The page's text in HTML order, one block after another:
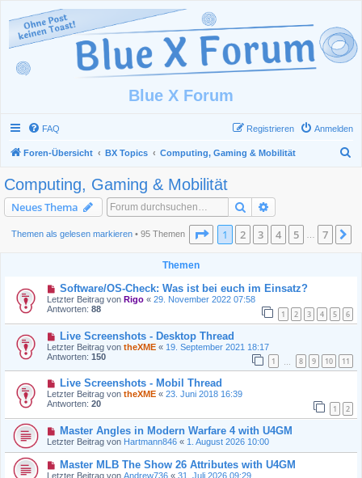
Blue X Forum
FAQ Anmelden
Registrieren
Foren-Übersicht BX Topics Computing, Gaming & Mobilität
Computing, Gaming & Mobilität
Neues Thema Suche
Themen als gelesen markieren• 95 Themen Seite 1von
1 2 3 4 5 7
Themen
Software/OS-Check: Was ist bei euch im Einsatz?
Letzter Beitrag von Rigo « 29. November 2022 07:58
Antworten: 88 1 2 3 4 5 6
Live Screenshots - Desktop Thread
Letzter Beitrag von theXME « 19. September 2021 18:17
Antworten: 150 1 8 9 10 11
Live Screenshots - Mobil Thread
Letzter Beitrag von theXME « 23. Juni 2018 16:39
Antworten: 20 1 2
Master Angles in Modern Warfare 4 with U4GM
Letzter Beitrag von Hartmann846 « 1. August 2026 10:00
Master MLB The Show 26 Attributes with U4GM
Letzter Beitrag von Andrew736 « 31. Juli 2026 09:29